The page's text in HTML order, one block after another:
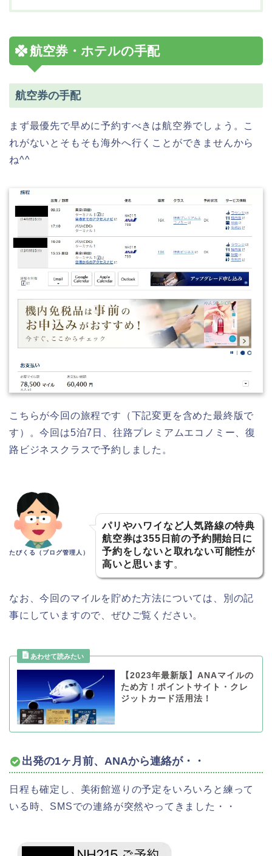
航空券・ホテルの手配
航空券の手配
まず最優先で早めに予約すべきは航空券でしょう。こ
れがないとそもそも海外へ行くことができませんから
ね^^
こちらが今回の旅程です（下記変更を含めた最終版で
す）。今回は5泊7日、往路プレミアムエコノミー、復
路ビジネスクラスで予約しました。
たびくる（ブログ管理人）
パリやハワイなど人気路線の特典
航空券は355日前の予約開始日に
予約をしないと取れない可能性が
高いと思います。
なお、今回のマイルを貯めた方法については、別の記
事にしていますので、ぜひご覧ください。
【2023年最新版】ANAマイルの
ため方！ポイントサイト・クレ
ジットカード活用法！
出発の1ヶ月前、ANAから連絡が・・
日程も確定し、美術館巡りの予定をいろいろと練って
いる時、SMSでの連絡が突然やってきました・・